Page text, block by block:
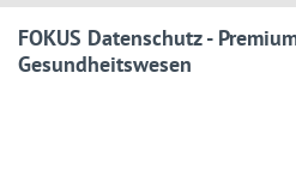
FOKUS Datenschutz -
Gesundheitswesen